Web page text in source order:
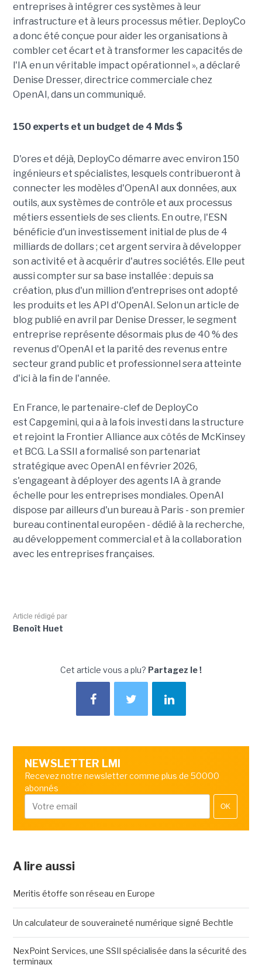
entreprises à intégrer ces systèmes à leur
infrastructure et à leurs processus métier. DeployCo
a donc été conçue pour aider les organisations à
combler cet écart et à transformer les capacités de
l'IA en un véritable impact opérationnel », a déclaré
Denise Dresser, directrice commerciale chez
OpenAI, dans un communiqué.
150 experts et un budget de 4 Mds $
D'ores et déjà, DeployCo démarre avec environ 150
ingénieurs et spécialistes, lesquels contribueront à
connecter les modèles d'OpenAI aux données, aux
outils, aux systèmes de contrôle et aux processus
métiers essentiels de ses clients. En outre, l'ESN
bénéficie d'un investissement initial de plus de 4
milliards de dollars ; cet argent servira à développer
son activité et à acquérir d'autres sociétés. Elle peut
aussi compter sur sa base installée : depuis sa
création, plus d'un million d'entreprises ont adopté
les produits et les API d'OpenAI. Selon un article de
blog publié en avril par Denise Dresser, le segment
entreprise représente désormais plus de 40 % des
revenus d'OpenAI et la parité des revenus entre
secteur grand public et professionnel sera atteinte
d'ici à la fin de l'année.
En France, le partenaire-clef de DeployCo
est Capgemini, qui a à la fois investi dans la structure
et rejoint la Frontier Alliance aux côtés de McKinsey
et BCG. La SSII a formalisé son partenariat
stratégique avec OpenAI en février 2026,
s'engageant à déployer des agents IA à grande
échelle pour les entreprises mondiales. OpenAI
dispose par ailleurs d'un bureau à Paris - son premier
bureau continental européen - dédié à la recherche,
au développement commercial et à la collaboration
avec les entreprises françaises.
Article rédigé par
Benoît Huet
Cet article vous a plu? Partagez le !
NEWSLETTER LMI
Recevez notre newsletter comme plus de 50000
abonnés
OK
A lire aussi
Meritis étoffe son réseau en Europe
Un calculateur de souveraineté numérique signé Bechtle
NexPoint Services, une SSII spécialisée dans la sécurité des
terminaux